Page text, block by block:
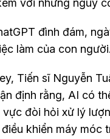
với những nguy
đình đám,
làm của con người.
Tiến sĩ Nguyễn
định rằng, AI có
đòi hỏi xử lý
khiển máy móc